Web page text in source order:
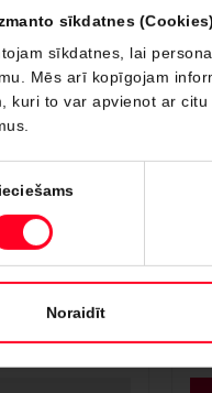
sīkdatnes (Cookies)
sīkdatnes, lai
Mēs arī kopīgojam
kuri to var apvienot ar
Noraidīt